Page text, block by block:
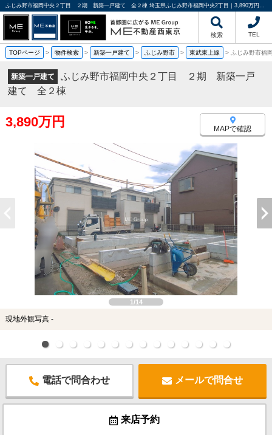
ふじみ野市福岡中央２丁目 ２期 新築一戸建て 全２棟 埼玉県ふじみ野市福岡中央2丁目｜3,890万円の新築一戸建て｜分譲住宅や新築物件｜ME不動産西東京
検索 TEL
TOPページ > 物件検索 > 新築一戸建て > ふじみ野市 > 東武東上線 > ふじみ野市
新築一戸建て
ふじみ野市福岡中央２丁目 ２期 新築一戸
建て 全２棟
3,890万円 MAPで確認
1/14
現地外観写真 -
電話で問合わせ メールで問合せ
来店予約